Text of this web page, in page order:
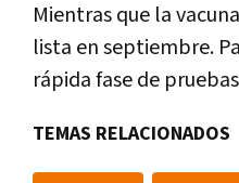
Mientras que la
lista en septiembre.
rápida fase de
TEMAS RELACIONADOS